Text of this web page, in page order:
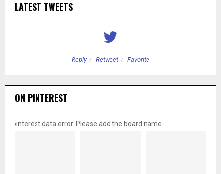
LATEST TWEETS
Reply Retweet Favorite
ON PINTEREST
pinterest data error: Please add the board name